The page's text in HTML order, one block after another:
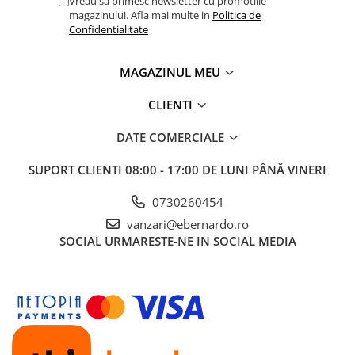
magazinului. Afla mai multe in Politica de
Confidentialitate
MAGAZINUL MEU
CLIENTI
DATE COMERCIALE
SUPORT CLIENTI 08:00 - 17:00 DE LUNI PÂNĂ VINERI
0730260454
vanzari@ebernardo.ro
SOCIAL URMARESTE-NE IN SOCIAL MEDIA